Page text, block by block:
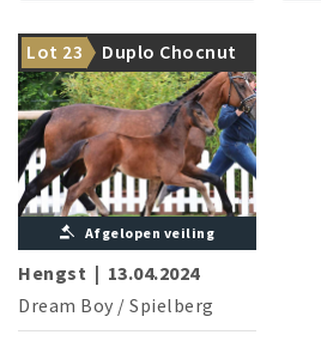
Lot 23 Duplo Chocnut
Dream Boy meets highly
successful family!
Afgelopen veiling
Hengst | 13.04.2024
Dream Boy / Spielberg